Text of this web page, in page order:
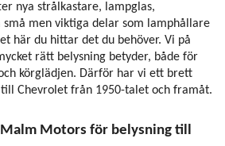
nya strålkastare, lampglas,
men viktiga delar som lamphållare
här du hittar det du behöver. Vi på
rätt belysning betyder, både för
körglädjen. Därför har vi ett brett
Chevrolet från 1950-talet och framåt.
Motors för belysning till